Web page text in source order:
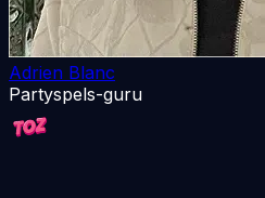
Adrien Blanc
Partyspels-guru